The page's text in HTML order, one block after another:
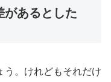
があるとした
う。けれどもそれだけ